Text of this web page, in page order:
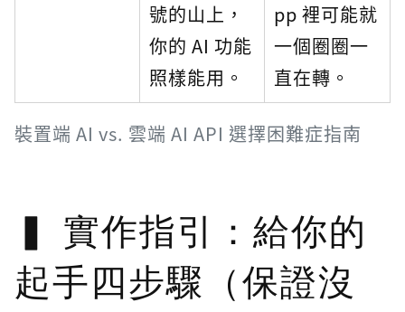
裝置端 AI vs. 雲端 AI API 選擇困難症指南
號的山上，
你的 AI 功能
照樣能用。
pp 裡可能就
一個圈圈一
直在轉。
實作指引：給你的
起手四步驟（保證沒